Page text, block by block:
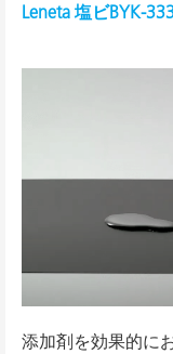
Leneta 塩ビBYK-
添加剤を効果的に